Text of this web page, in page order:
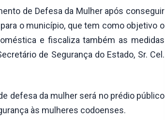
de Defesa da Mulher após conseguir
o município, que tem como objetivo o
e fiscaliza também as medidas
de Segurança do Estado, Sr. Cel.
defesa da mulher será no prédio público
às mulheres codoenses.